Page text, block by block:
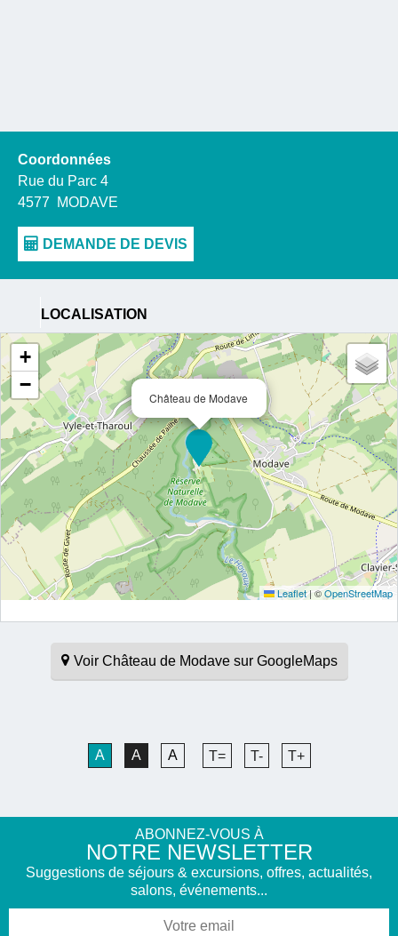
Coordonnées
Rue du Parc 4
4577 MODAVE
LOCALISATION
Château de Modave
+
−
Leaflet|©OpenStreetMap
Voir Château de Modave sur GoogleMaps
A A A T= T- T+
ABONNEZ-VOUS À
NOTRE NEWSLETTER
Suggestions de séjours & excursions, offres, actualités,
salons, événements...